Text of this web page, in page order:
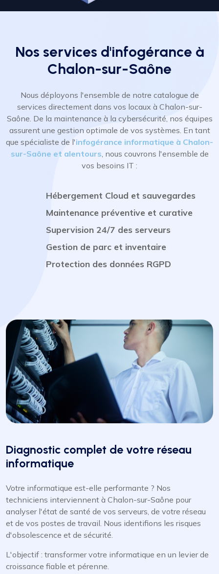
Nos services d'infogérance à
Chalon-sur-Saône
Nous déployons l'ensemble de notre catalogue de
services directement dans vos locaux à Chalon-sur-
Saône. De la maintenance à la cybersécurité, nos équipes
assurent une gestion optimale de vos systèmes. En tant
que spécialiste de l'infogérance informatique à Chalon-
sur-Saône et alentours, nous couvrons l'ensemble de
vos besoins IT :
Hébergement Cloud et sauvegardes
Maintenance préventive et curative
Supervision 24/7 des serveurs
Gestion de parc et inventaire
Protection des données RGPD
Diagnostic complet de votre réseau
informatique
Votre informatique est-elle performante ? Nos
techniciens interviennent à Chalon-sur-Saône pour
analyser l'état de santé de vos serveurs, de votre réseau
et de vos postes de travail. Nous identifions les risques
d'obsolescence et de sécurité.
L'objectif : transformer votre informatique en un levier de
croissance fiable et pérenne.